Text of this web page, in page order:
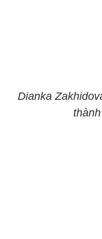
Dianka